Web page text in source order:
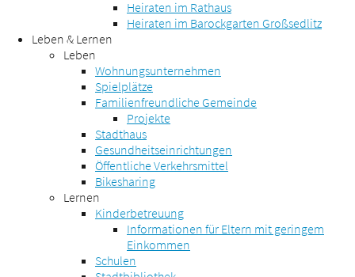
Heiraten im Rathaus
Heiraten im Barockgarten Großsedlitz
Leben & Lernen
Leben
Wohnungsunternehmen
Spielplätze
Familienfreundliche Gemeinde
Projekte
Stadthaus
Gesundheitseinrichtungen
Öffentliche Verkehrsmittel
Bikesharing
Lernen
Kinderbetreuung
Informationen für Eltern mit geringem
Einkommen
Schulen